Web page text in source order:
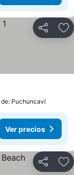
Compartir
de: Puchuncaví
Ver precios
Compartir